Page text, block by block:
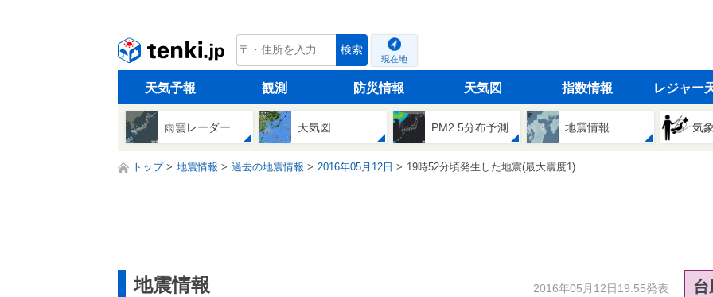
tenki.jp 検索
現在地
天気予報 観測 防災情報 天気図 指数情報 レジャー
雨雲レーダー 天気図 PM2.5分布予測 地震情報 気
トップ 地震情報 過去の地震情報 2016年05月12日 19時52分頃発生した地震(最大震度1)
地震情報 2016年05月12日19:55発表